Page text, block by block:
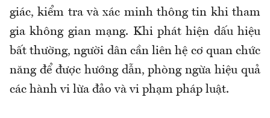
giác, kiểm tra và xác minh thông tin khi tham
gia không gian mạng. Khi phát hiện dấu hiệu
bất thường, người dân cần liên hệ cơ quan chức
năng để được hướng dẫn, phòng ngừa hiệu quả
các hành vi lừa đảo và vi phạm pháp luật.